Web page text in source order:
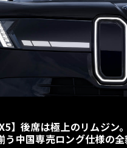
】後席は極上のリムジン
う中国専売ロング仕様の全